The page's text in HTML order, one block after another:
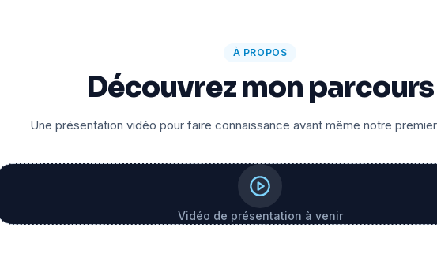
À PROPOS
Découvrez mon parcours
Une présentation vidéo pour faire connaissance avant même notre
Vidéo de présentation à venir